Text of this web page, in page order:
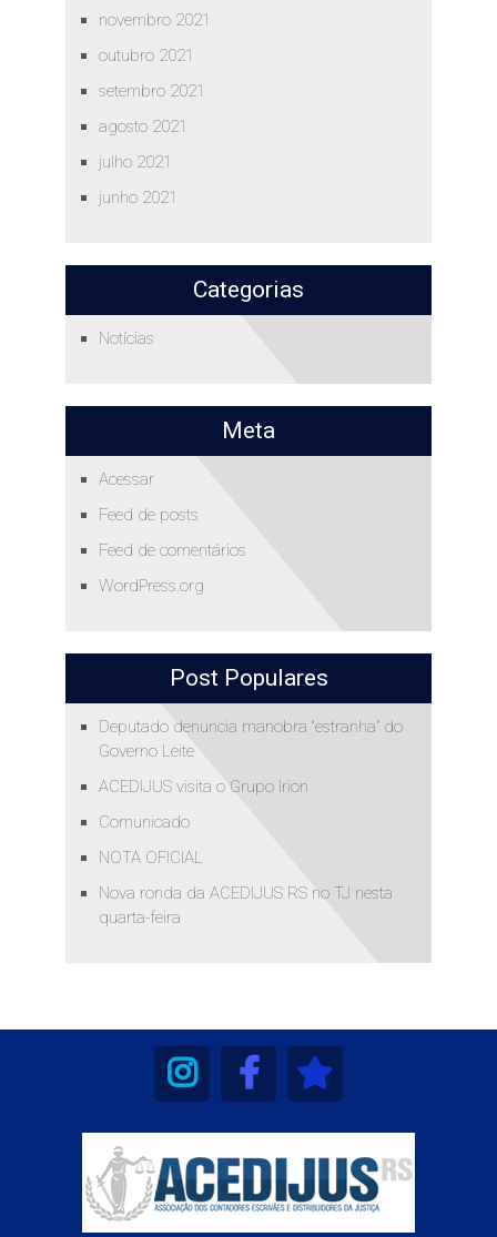
novembro 2021
outubro 2021
setembro 2021
agosto 2021
julho 2021
junho 2021
Categorias
Notícias
Meta
Acessar
Feed de posts
Feed de comentários
WordPress.org
Post Populares
Deputado denuncia manobra “estranha” do
Governo Leite
ACEDIJUS visita o Grupo Irion
Comunicado
NOTA OFICIAL
Nova ronda da ACEDIJUS RS no TJ nesta
quarta-feira